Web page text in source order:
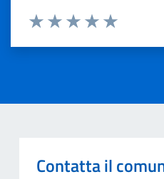
Contatta il